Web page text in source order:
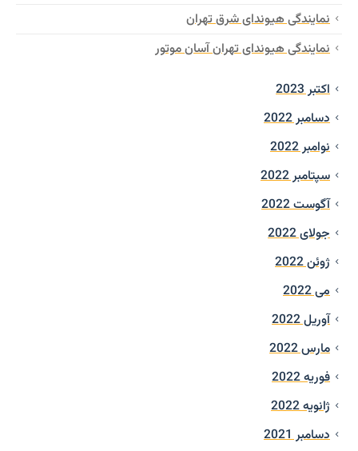
نمایندگی هیوندای شرق تهران
نمایندگی هیوندای تهران آسان موتور
اکتبر 2023
دسامبر 2022
نوامبر 2022
سپتامبر 2022
آگوست 2022
جولای 2022
ژوئن 2022
می 2022
آوریل 2022
مارس 2022
فوریه 2022
ژانویه 2022
دسامبر 2021